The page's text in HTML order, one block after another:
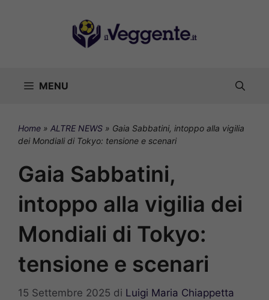
MENU
Home » ALTRE NEWS » Gaia Sabbatini, intoppo alla vigilia
dei Mondiali di Tokyo: tensione e scenari
Gaia Sabbatini,
intoppo alla vigilia dei
Mondiali di Tokyo:
tensione e scenari
15 Settembre 2025 di Luigi Maria Chiappetta